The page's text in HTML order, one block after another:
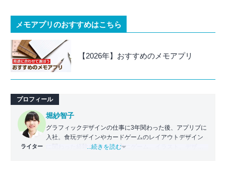
メモアプリのおすすめはこちら
【2026年】おすすめのメモアプリ
プロフィール
ライター
堀紗智子
グラフィックデザインの仕事に3年関わった後、アプリブに
入社。食玩デザインやカードゲームのレイアウトデザイン
に関わった経験を活かし、主にゲーム、イラスト、デザイ
...続きを読む